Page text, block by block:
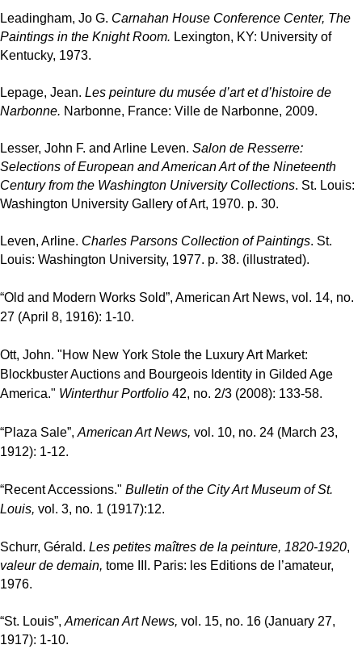
Leadingham, Jo G. Carnahan House Conference Center, The
Paintings in the Knight Room. Lexington, KY: University of
Kentucky, 1973.
Lepage, Jean. Les peinture du musée d’art et d’histoire de
Narbonne. Narbonne, France: Ville de Narbonne, 2009.
Lesser, John F. and Arline Leven. Salon de Resserre:
Selections of European and American Art of the Nineteenth
Century from the Washington University Collections. St. Louis:
Washington University Gallery of Art, 1970. p. 30.
Leven, Arline. Charles Parsons Collection of Paintings. St.
Louis: Washington University, 1977. p. 38. (illustrated).
“Old and Modern Works Sold”, American Art News, vol. 14, no.
27 (April 8, 1916): 1-10.
Ott, John. "How New York Stole the Luxury Art Market:
Blockbuster Auctions and Bourgeois Identity in Gilded Age
America." Winterthur Portfolio 42, no. 2/3 (2008): 133-58.
“Plaza Sale”, American Art News, vol. 10, no. 24 (March 23,
1912): 1-12.
“Recent Accessions." Bulletin of the City Art Museum of St.
Louis, vol. 3, no. 1 (1917):12.
Schurr, Gérald. Les petites maîtres de la peinture, 1820-1920,
valeur de demain, tome III. Paris: les Editions de l’amateur,
1976.
“St. Louis”, American Art News, vol. 15, no. 16 (January 27,
1917): 1-10.